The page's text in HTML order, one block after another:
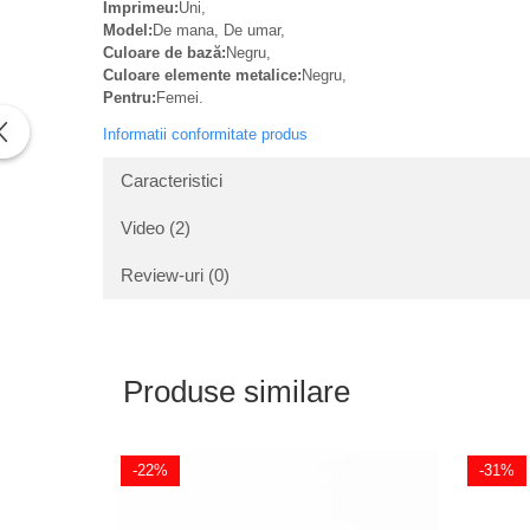
Imprimeu:Uni,
Model: De mana, De umar,
Culoare de bază: Negru,
Culoare elemente metalice: Negru,
Pentru: Femei.
Informatii conformitate produs
Caracteristici
Video (2)
Review-uri (0)
Produse similare
-22% -31%